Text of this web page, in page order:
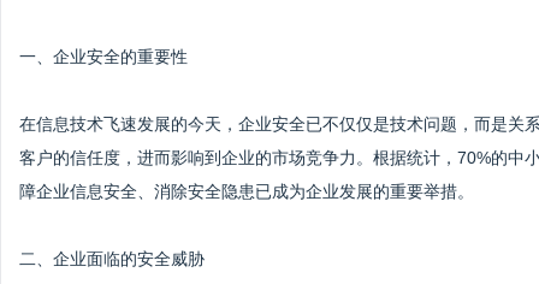
一、企业安全的重要性
在信息技术飞速发展的今天，企业安全已不仅仅是技术问题，而是关
客户的信任度，进而影响到企业的市场竞争力。根据统计，70%的
障企业信息安全、消除安全隐患已成为企业发展的重要举措。
二、企业面临的安全威胁